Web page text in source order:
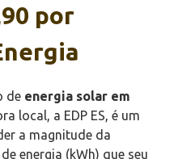
por
de energia solar em
local, a EDP ES, é um
a magnitude da
energia (kWh) que seu